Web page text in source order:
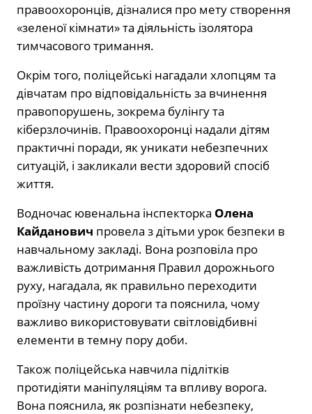
правоохоронців, дізналися про мету створення
«зеленої кімнати» та діяльність ізолятора
тимчасового тримання.
Окрім того, поліцейські нагадали хлопцям та
дівчатам про відповідальність за вчинення
правопорушень, зокрема булінгу та
кіберзлочинів. Правоохоронці надали дітям
практичні поради, як уникати небезпечних
ситуацій, і закликали вести здоровий спосіб
життя.
Водночас ювенальна інспекторка Олена
Кайданович провела з дітьми урок безпеки в
навчальному закладі. Вона розповіла про
важливість дотримання Правил дорожнього
руху, нагадала, як правильно переходити
проїзну частину дороги та пояснила, чому
важливо використовувати світловідбивні
елементи в темну пору доби.
Також поліцейська навчила підлітків
протидіяти маніпуляціям та впливу ворога.
Вона пояснила, як розпізнати небезпеку,